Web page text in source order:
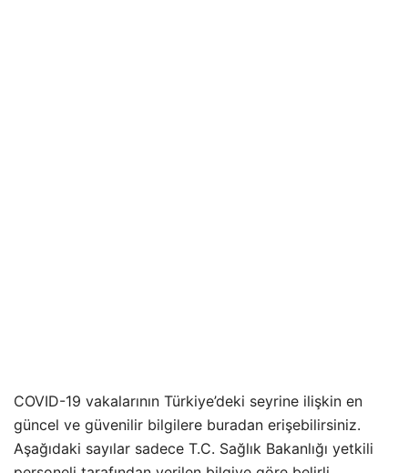
COVID-19 vakalarının Türkiye’deki seyrine ilişkin en
güncel ve güvenilir bilgilere buradan erişebilirsiniz.
Aşağıdaki sayılar sadece T.C. Sağlık Bakanlığı yetkili